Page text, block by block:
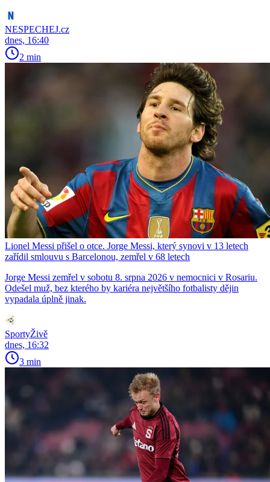
NESPECHEJ.cz
dnes, 16:40
2 min
Lionel Messi přišel o otce. Jorge Messi, který synovi v 13 letech
zařídil smlouvu s Barcelonou, zemřel v 68 letech
Jorge Messi zemřel v sobotu 8. srpna 2026 v nemocnici v Rosariu.
Odešel muž, bez kterého by kariéra největšího fotbalisty dějin
vypadala úplně jinak.
SportyŽivě
dnes, 16:32
3 min